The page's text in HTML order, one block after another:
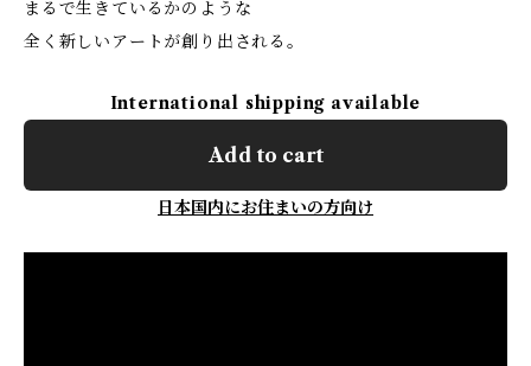
まるで生きているかのような
全く新しいアートが創り出される。
International shipping available
Add to cart
日本国内にお住まいの方向け